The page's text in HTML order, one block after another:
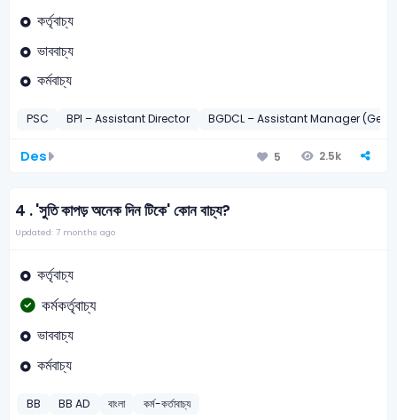
কর্তৃবাচ্য
ভাববাচ্য
কর্মবাচ্য
PSC BPI – Assistant Director BGDCL – Assistant Manager
Des 5 2.5k
4 .'সুতি কাপড় অনেক দিন টিকে' কোন বাচ্য?
Updated: 7 months ago
কর্তৃবাচ্য
কর্মকর্তৃবাচ্য
ভাববাচ্য
কর্মবাচ্য
BB BB AD বাংলা কর্ম-কর্তাবাচ্য